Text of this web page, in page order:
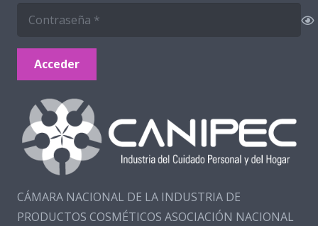
Acceder
CÁMARA NACIONAL DE LA INDUSTRIA DE
PRODUCTOS COSMÉTICOS ASOCIACIÓN NACIONAL